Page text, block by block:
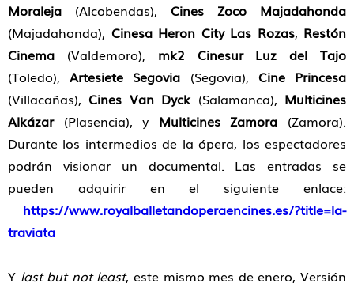
Moraleja (Alcobendas), Cines Zoco Majadahonda
(Majadahonda), Cinesa Heron City Las Rozas, Restón
Cinema (Valdemoro), mk2 Cinesur Luz del Tajo
(Toledo),Artesiete Segovia (Segovia), Cine Princesa
(Villacañas),Cines Van Dyck(Salamanca), Multicines
Alkázar(Plasencia), y Multicines Zamora (Zamora).
Durante los intermedios de la ópera, los espectadores
podrán visionar un documental. Las entradas se
pueden adquirir en el siguiente enlace:
https://www.royalballetandoperaencines.es/?title=la-
traviata
Y last but not least, este mismo mes de enero, Versión